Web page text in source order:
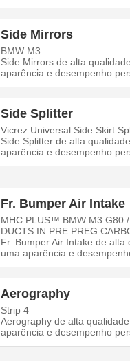
Side Mirrors
BMW M3
Side Mirrors de alta
aparência e desempenho
Side Splitter
Vicrez Universal Side Skirt
Side Splitter de alta
aparência e desempenho
Fr. Bumper Air Intake
MHC PLUS™ BMW M3 G80
DUCTS IN PRE PREG
Fr. Bumper Air Intake de
uma aparência e
Aerography
Strip 4
Aerography de alta
aparência e desempenho